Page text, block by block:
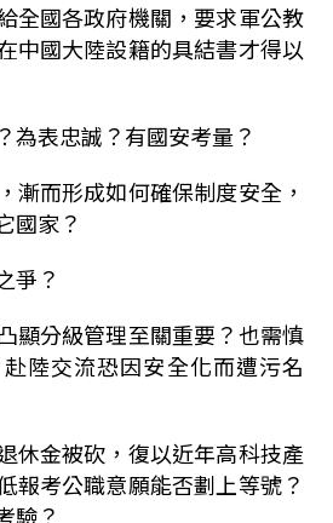
全國各政府機關，要求軍公教
中國大陸設籍的具結書才得以
為表忠誠？有國安考量？
漸而形成如何確保制度安全，
國家？
爭？
顯分級管理至關重要？也需慎
陸交流恐因安全化而遭污名
休金被砍，復以近年高科技產
報考公職意願能否劃上等號？
驗？